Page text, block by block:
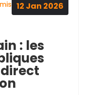
: les
12 Jan 2026